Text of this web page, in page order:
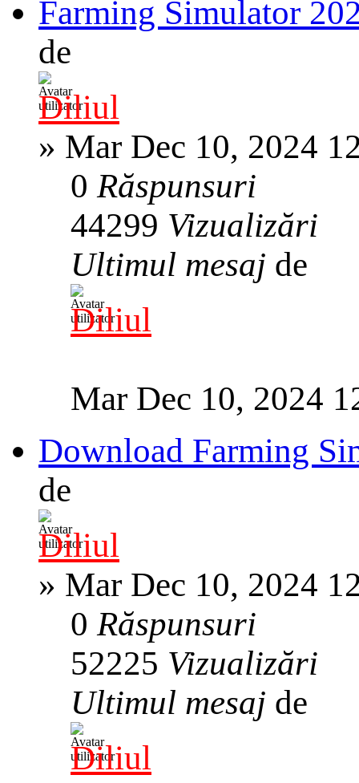
Farming Simulator
de
Diliul
» Mar Dec 10, 2024
0Răspunsuri
44299 Vizualizări
Ultimul mesaj de
Diliul
Mar Dec 10, 2024
Download Farming
de
Diliul
» Mar Dec 10, 2024
0Răspunsuri
52225 Vizualizări
Ultimul mesaj de
Diliul